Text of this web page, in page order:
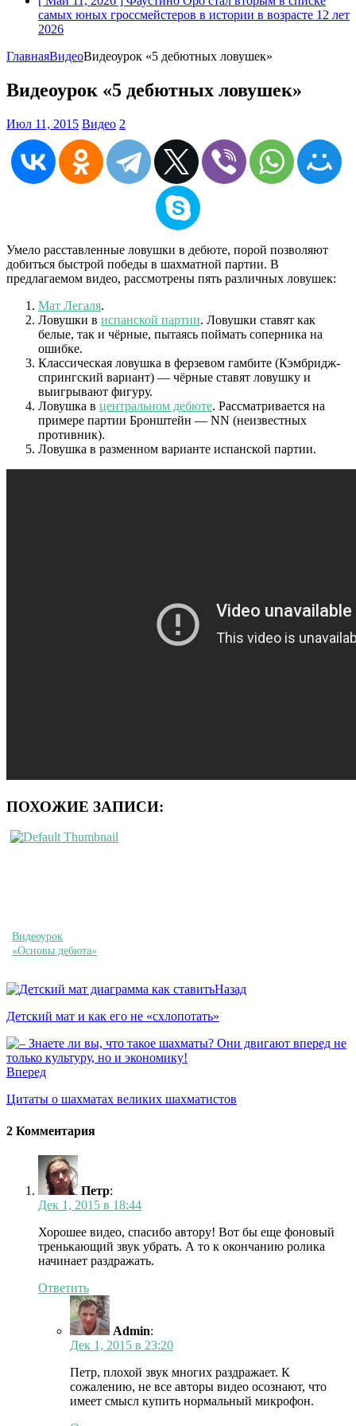
самых юных гроссмейстеров в истории в возрасте 12 лет
2026
ГлавнаяВидеоВидеоурок «5 дебютных ловушек»
Видеоурок «5 дебютных ловушек»
Июл 11, 2015 Видео 2
Умело расставленные ловушки в дебюте, порой позволяют
добиться быстрой победы в шахматной партии. В
предлагаемом видео, рассмотрены пять различных ловушек:
Мат Легаля.
Ловушки в испанской партии. Ловушки ставят как
белые, так и чёрные, пытаясь поймать соперника на
ошибке.
Классическая ловушка в ферзевом гамбите (Кэмбридж-
спрингский вариант) — чёрные ставят ловушку и
выигрывают фигуру.
Ловушка в центральном дебюте. Рассматривается на
примере партии Бронштейн — NN (неизвестных
противник).
Ловушка в разменном варианте испанской партии.
ПОХОЖИЕ ЗАПИСИ:
Видеоурок
«Основы дебюта»
Назад
Детский мат и как его не «схлопотать»
Вперед
Цитаты о шахматах великих шахматистов
2 Комментария
Петр:
Дек 1, 2015 в 18:44
Хорошее видео, спасибо автору! Вот бы еще фоновый
тренькающий звук убрать. А то к окончанию ролика
начинает раздражать.
Ответить
Admin:
Дек 1, 2015 в 23:20
Петр, плохой звук многих раздражает. К
сожалению, не все авторы видео осознают, что
имеет смысл купить нормальный микрофон.